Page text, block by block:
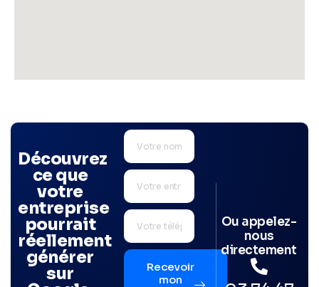
Découvrez
ce que
votre
entreprise
pourrait
réellement
générer
sur
Recevoir
mon
Ou appelez-
nous
directement